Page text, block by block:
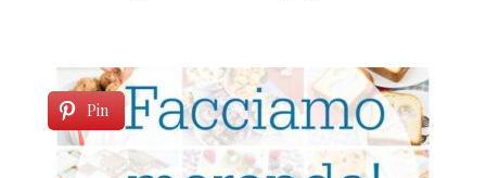
Pin